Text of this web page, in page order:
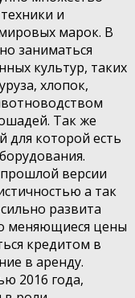
и
марок. В
заниматься
культур, таких
хлопок,
Так же
для которой есть
версии
а так
развита
меняющиеся цены
кредитом в
в аренду.
2016 года,